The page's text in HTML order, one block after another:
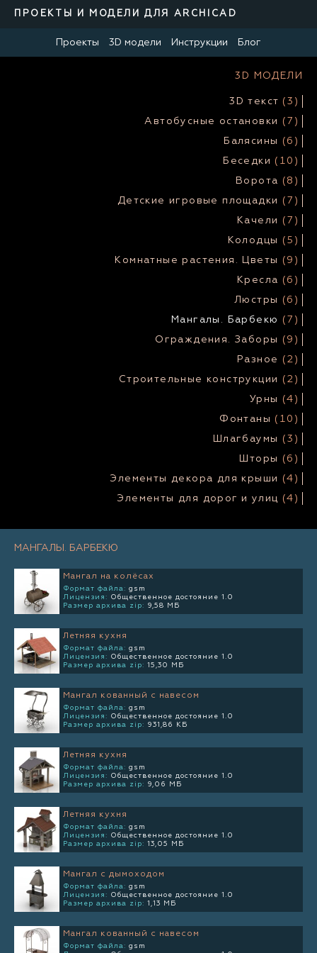
ПРОЕКТЫ И МОДЕЛИ ДЛЯ ARCHICAD
Проекты 3D модели Инструкции Блог
3D МОДЕЛИ
3D текст (3)
Автобусные остановки
(7)
Балясины
(6)
Беседки (10)
Ворота (8)
Детские игровые площадки
(7)
Качели
(7)
Колодцы
(5)
Комнатные растения. Цветы
(9)
Кресла (6)
Люстры
(6)
Мангалы. Барбекю
(7)
Ограждения. Заборы
(9)
Разное
(2)
Строительные конструкции
(2)
Урны
(4)
Фонтаны (10)
Шлагбаумы
(3)
Шторы
(6)
Элементы декора для крыши
(4)
Элементы для дорог и улиц (4)
МАНГАЛЫ. БАРБЕКЮ
Мангал на колёсах
Формат файла: gsm
Лицензия: Общественное достояние 1.0
Размер архива zip: 9,58 МБ
Летняя кухня
Формат файла: gsm
Лицензия: Общественное достояние 1.0
Размер архива zip: 15,30 МБ
Мангал кованный с навесом
Формат файла: gsm
Лицензия: Общественное достояние 1.0
Размер архива zip: 931,86 КБ
Летняя кухня
Формат файла: gsm
Лицензия: Общественное достояние 1.0
Размер архива zip: 9,06 МБ
Летняя кухня
Формат файла: gsm
Лицензия: Общественное достояние 1.0
Размер архива zip: 13,05 МБ
Мангал с дымоходом
Формат файла: gsm
Лицензия: Общественное достояние 1.0
Размер архива zip: 1,13 МБ
Мангал кованный с навесом
Формат файла: gsm